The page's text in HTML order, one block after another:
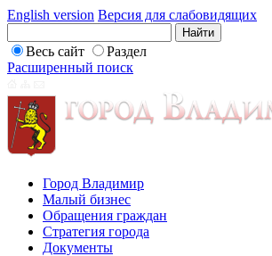
English version Версия для слабовидящих
Весь сайт
Раздел
Расширенный поиск
Город Владимир
Малый бизнес
Обращения граждан
Стратегия города
Документы